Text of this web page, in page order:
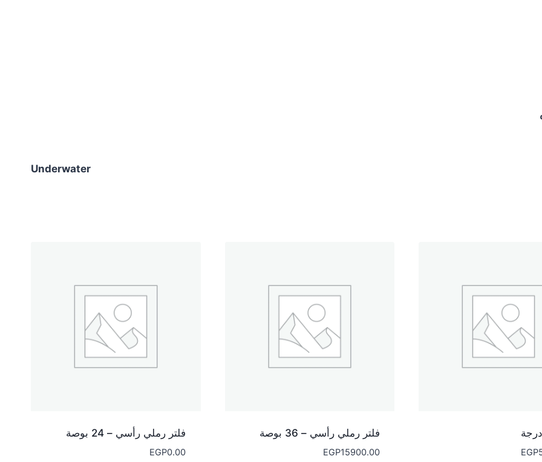
Underwater
EGP
فلتر رملي رأسي – 36 بوصة
EGP15900.00
فلتر رملي رأسي – 24 بوصة
EGP0.00